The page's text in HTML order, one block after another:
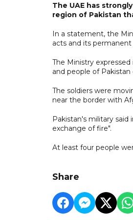
The UAE has
region of Pakistan
In a statement, the
acts and its
The Ministry
and people of
The soldiers were
near the border with
Pakistan's military said
exchange of fire".
At least four people
Share